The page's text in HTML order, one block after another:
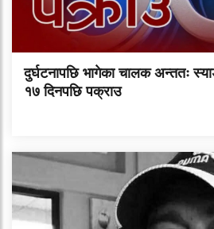
दुर्घटनापछि भागेका चालक अन्ततः
१७ दिनपछि पक्राउ